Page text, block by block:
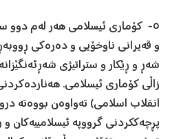
٥- کۆماری ئیسلامی هەر لەم دوو
و قەیرانی ناوخۆیی و دەرەکی
شەڕ و ڕێکار و ستراتیژی
زاڵی کۆماری ئیسلامی.
انقلاب اسلامی) تەواوەن بووەتە
پڕچەککردنی گرووپە ئیسلامییەکان